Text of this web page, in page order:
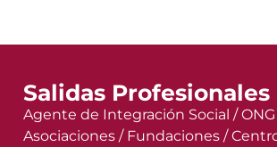
Salidas Profesionales
Agente de Integración Social /
Asociaciones / Fundaciones /